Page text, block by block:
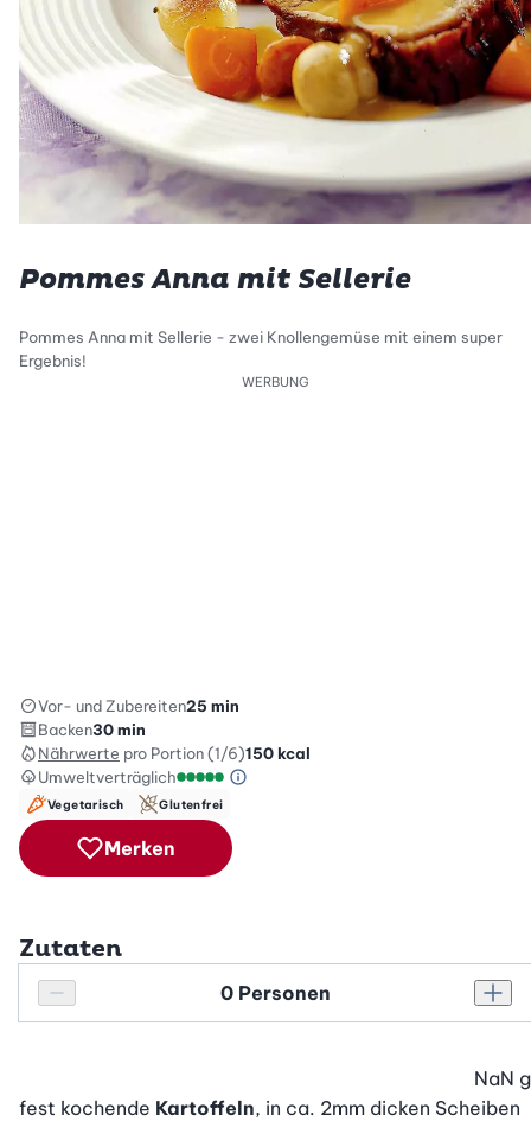
Pommes Anna mit Sellerie
Pommes Anna mit Sellerie - zwei Knollengemüse mit einem super
Ergebnis!
WERBUNG
Vor- und Zubereiten25 min
Backen30 min
Nährwerte pro Portion (1/6)150kcal
Umweltverträglich
Green Betty Skala Info
Vegetarisch Glutenfrei
Merken
Zutaten
Personenanzahl verringern
Personenanzahl
fest kochende Kartoffeln, in ca. 2mm dicken Scheiben
NaN g